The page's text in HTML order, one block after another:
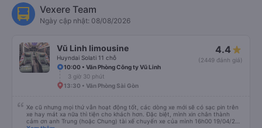
Vexere Team
Ngày cập nhật: 08/08/2026
Vũ Linh limousine
Huyndai Solati 11 chỗ
4.4
(2449 đánh giá)
10:00 • Văn Phòng Công ty Vũ Linh
3 giờ 30 phút
13:30 • Văn Phòng Sài Gòn
Xe cũ nhưng mọi thứ vẫn hoạt động tốt, các dòng xe mới sẽ có sạc pin trên
xe hay mát xa nữa thì tiện cho khách hơn. Đặc biệt, mình xin chân thành
cảm ơn anh Trung (hoặc Chung) tài xế chuyến xe của mình 16h00 19/04/26